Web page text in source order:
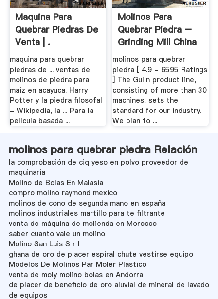
Maquina Para
Quebrar Piedras De
Venta | .
maquina para quebrar
piedras de ... ventas de
molinos de piedra para
maiz en acayuca. Harry
Potter y la piedra filosofal
- Wikipedia, la ... Para la
película basada ...
Molinos Para
Quebrar Piedra –
Grinding Mill China
molinos para quebrar
piedra [ 4.9 - 6595 Ratings
] The Gulin product line,
consisting of more than 30
machines, sets the
standard for our industry.
We plan to ...
molinos para quebrar piedra Relación
la comprobación de ciq yeso en polvo proveedor de
maquinaria
Molino de Bolas En Malasia
compro molino raymond mexico
molinos de cono de segunda mano en españa
molinos industriales martillo para te filtrante
venta de máquina de molienda en Morocco
saber cuanto vale un molino
Molino San Luis S r l
ghana de oro de placer espiral chute vestirse equipo
Modelos De Molinos Par Moler Plastico
venta de moly molino bolas en Andorra
de placer de beneficio de oro aluvial de mineral de lavado
de equipos